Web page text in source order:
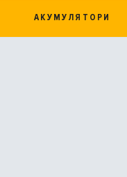
АКУМУЛЯТОРИ